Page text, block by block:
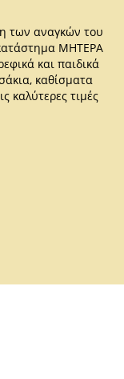
των αναγκών του
ΜΗΤΕΡΑ
και παιδικά
καθίσματα
καλύτερες τιμές